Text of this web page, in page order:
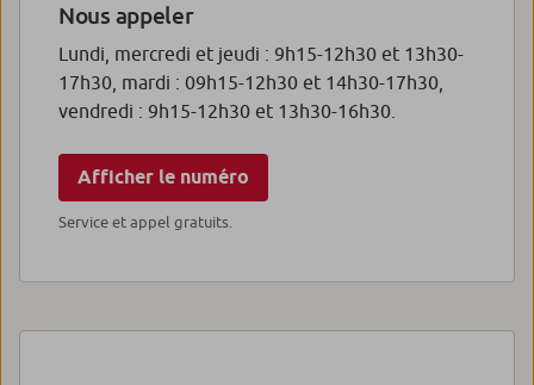
Nous appeler
Lundi, mercredi et jeudi : 9h15-12h30 et 13h30-
17h30, mardi : 09h15-12h30 et 14h30-17h30,
vendredi : 9h15-12h30 et 13h30-16h30.
Afficher le numéro
Service et appel gratuits.